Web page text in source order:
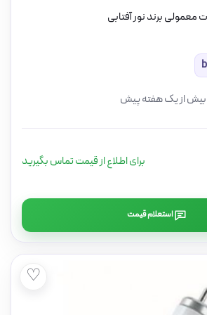
بیش از یک هفته پیش
برای اطلاع از قیمت تماس بگیرید
استعلام قیمت
♡